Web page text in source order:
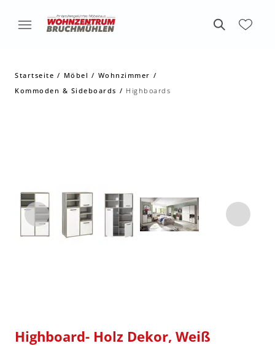
Startseite Möbel
Wohnzimmer
Kommoden & Sideboards
Highboards
Highboard- Holz Dekor, Weiß